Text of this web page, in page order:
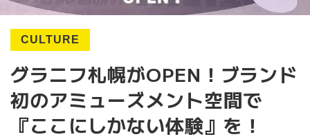
CULTURE
グラニフ札幌がOPEN！ブランド
初のアミューズメント空間で
『ここにしかない体験』を！